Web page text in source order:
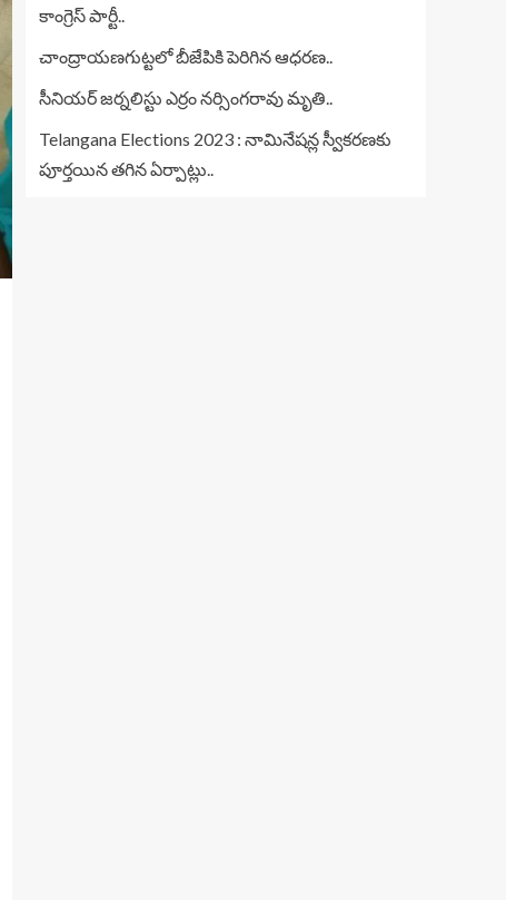
కాంగ్రెస్ పార్టీ..
చాంద్రాయణగుట్టలో బీజేపికి పెరిగిన ఆధరణ..
సీనియర్ జర్నలిస్టు ఎర్రం నర్సింగరావు మృతి..
Telangana Elections 2023 : నామినేషన్ల స్వీకరణకు
పూర్తయిన తగిన ఏర్పాట్లు..